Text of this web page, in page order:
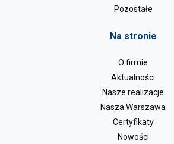
Pozostałe
Na stronie
O firmie
Aktualności
Nasze realizacje
Nasza Warszawa
Certyfikaty
Nowości